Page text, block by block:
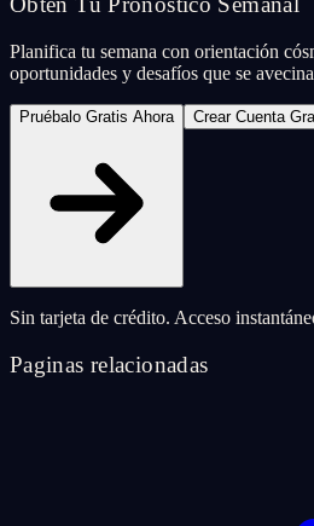
Planifica tu semana con orientación
oportunidades y desafíos que se
Pruébalo Gratis Ahora Crear Cuenta
Sin tarjeta de crédito. Acceso
Paginas relacionadas